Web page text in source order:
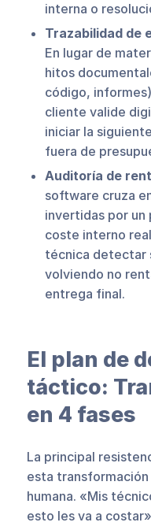
interna o
Trazabilidad de
En lugar de
hitos
código,
cliente valide
iniciar la
fuera de
Auditoría de
software cruza
invertidas por un
coste interno
técnica detectar
volviendo no
entrega final.
El plan de
táctico:
en 4 fases
La principal
esta
humana. «Mis
esto les va a